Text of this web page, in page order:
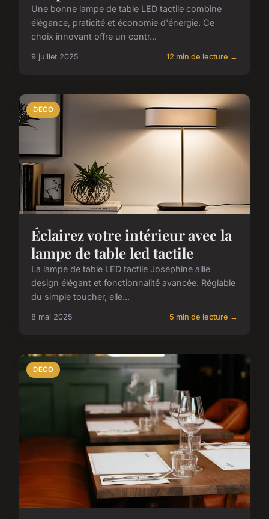
Une bonne lampe de table LED tactile combine
élégance, praticité et économie d'énergie. Ce
choix innovant offre un contr...
9 juillet 2025 12 min de lecture →
DECO
Éclairez votre intérieur avec la
lampe de table led tactile
La lampe de table LED tactile Joséphine allie
design élégant et fonctionnalité avancée. Réglable
du simple toucher, elle...
8 mai 2025 5 min de lecture →
DECO